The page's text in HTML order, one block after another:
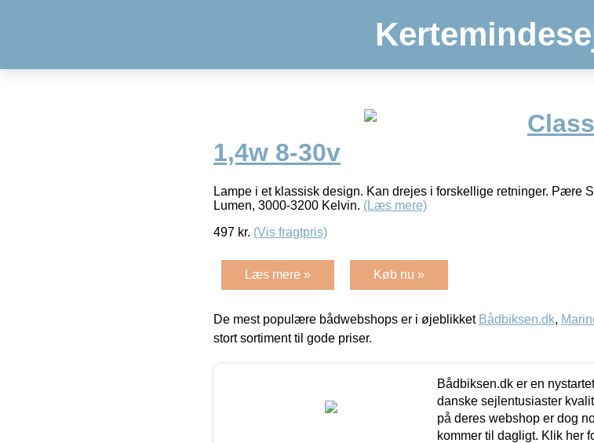
1,4w 8-30v
Lampe i et klassisk design. Kan drejes i forskellige retninger. Pære
Lumen, 3000-3200 Kelvin. (Læs mere)
497 kr. (Vis fragtpris)
Læs mere » Køb nu »
De mest populære bådwebshops er i øjeblikket Bådbiksen.dk,
stort sortiment til gode priser.
Bådbiksen.dk er en
danske sejlentusiaster
på deres webshop er dog
kommer til dagligt. Klik her